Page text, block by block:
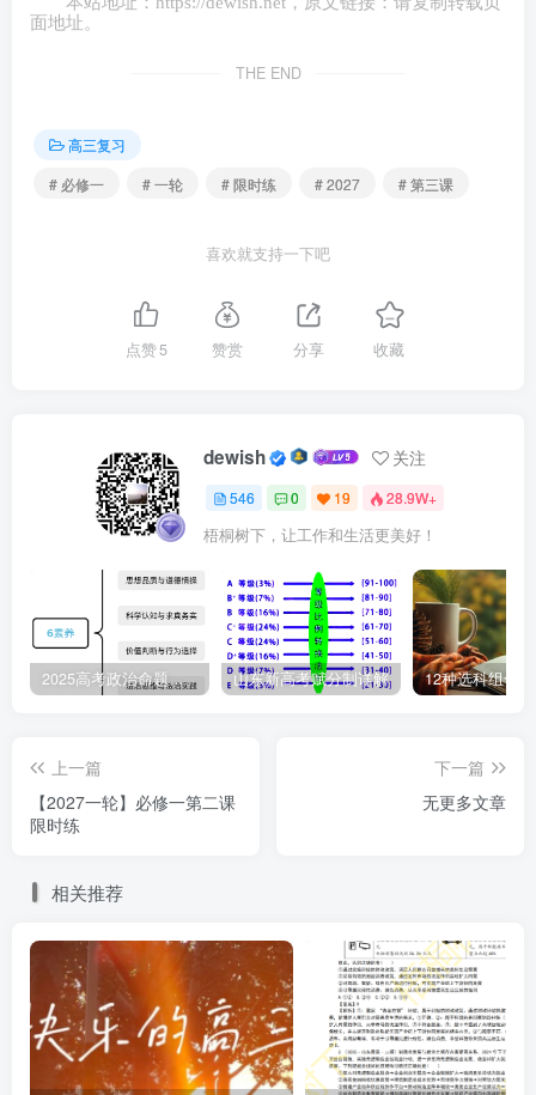
5．(2026·太原检测)2025年以来，我国在对外开放领域
①推动我国成功开创了中国特色社会主义 ②反映了改
革开放激发市场主体活力
理同中国具体实际相结合、同中华优秀传统文化相结合，不
断推进理论创新、实践创新、制度创新，成功开创、坚持和
发展了中国特色社会主义。下列时代课题按时间先后排序正
确的是( )
①新时代坚持和发展什么样的中国特色社会主义、怎样
坚持和发展中国特色社会主义等
路，建设有中国特色的社会主义
④建设什么样的党、怎样建设党
A．③→①→④→② B．③→④→②→① C．
7．(2026·河南周口扶沟期初)党的十一届三中全会以
来，我国在改革中加强制度建设，解决了一个又一个问题，
保障了经济快速发展和社会长期稳定。党的二十届三中全会
面地址。
THE END
高三复习
# 必修一
# 一轮 # 限时练 # 2027 # 第三课
喜欢就支持一下吧
点赞5 赞赏 分享 收藏
dewish 关注
546 0 19 28.9W+
梧桐树下，让工作和生活更美好！
2025高考政治命题纲要解读 山东新高考赋分制详解 12种选科组合
上一篇
【2027一轮】必修一第二课
限时练
下一篇
无更多文章
相关推荐